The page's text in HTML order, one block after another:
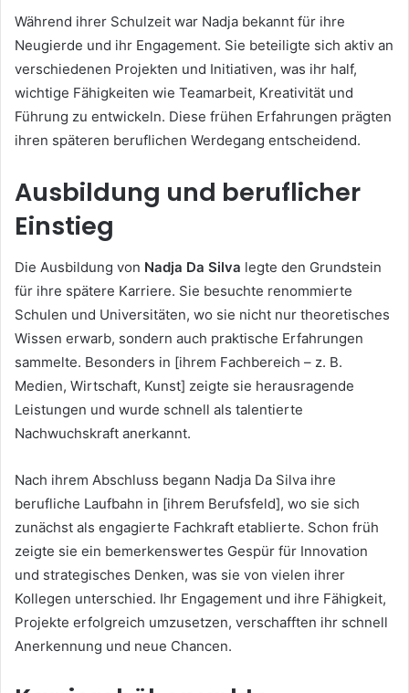
Während ihrer Schulzeit war Nadja bekannt für ihre
Neugierde und ihr Engagement. Sie beteiligte sich aktiv an
verschiedenen Projekten und Initiativen, was ihr half,
wichtige Fähigkeiten wie Teamarbeit, Kreativität und
Führung zu entwickeln. Diese frühen Erfahrungen prägten
ihren späteren beruflichen Werdegang entscheidend.
Ausbildung und beruflicher
Einstieg
Die Ausbildung von Nadja Da Silva legte den Grundstein
für ihre spätere Karriere. Sie besuchte renommierte
Schulen und Universitäten, wo sie nicht nur theoretisches
Wissen erwarb, sondern auch praktische Erfahrungen
sammelte. Besonders in [ihrem Fachbereich – z. B.
Medien, Wirtschaft, Kunst] zeigte sie herausragende
Leistungen und wurde schnell als talentierte
Nachwuchskraft anerkannt.
Nach ihrem Abschluss begann Nadja Da Silva ihre
berufliche Laufbahn in [ihrem Berufsfeld], wo sie sich
zunächst als engagierte Fachkraft etablierte. Schon früh
zeigte sie ein bemerkenswertes Gespür für Innovation
und strategisches Denken, was sie von vielen ihrer
Kollegen unterschied. Ihr Engagement und ihre Fähigkeit,
Projekte erfolgreich umzusetzen, verschafften ihr schnell
Anerkennung und neue Chancen.